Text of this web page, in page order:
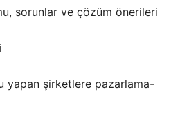
sorunlar ve çözüm önerileri
yapan şirketlere pazarlama-